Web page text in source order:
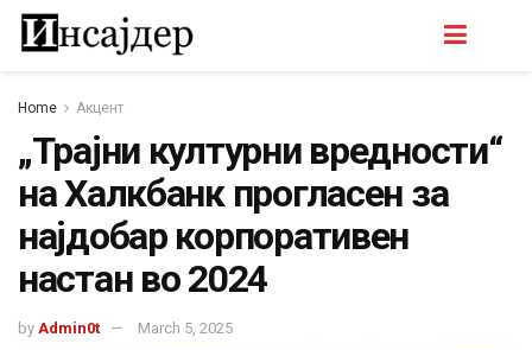
Home Акцент
„Трајни културни вредности“
на Халкбанк прогласен за
најдобар корпоративен
настан во 2024
by Admin0t March 5, 2025